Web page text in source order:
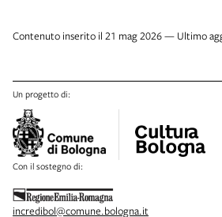
Contenuto inserito il 21 mag 2026 — Ultimo
Un progetto di:
Con il sostegno di:
incredibol@comune.bologna.it